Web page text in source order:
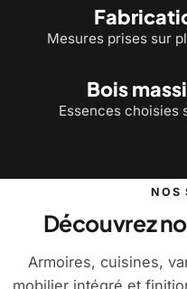
Mesures prises sur
Bois
Essences choisies
NOS
Découvrez
Armoires, cuisines,